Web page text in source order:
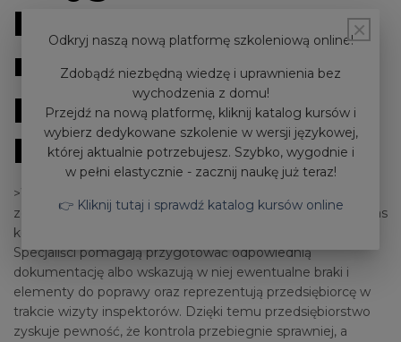
kontroli oraz
reprezentacja
przedsiębiorstwa
przed inspektorami
>Wśród najważniejszych korzyści ze współpracy z
zewnętrzną firmą często wymieniane jest wsparcie podczas
kontroli Państwowej Inspekcji Pracy lub sanepidu.
Specjaliści pomagają przygotować odpowiednią
dokumentację albo wskazują w niej ewentualne braki i
elementy do poprawy oraz reprezentują przedsiębiorcę w
trakcie wizyty inspektorów. Dzięki temu przedsiębiorstwo
zyskuje pewność, że kontrola przebiegnie sprawniej, a
×
Odkryj naszą nową platformę szkoleniową online!
Zdobądź niezbędną wiedzę i uprawnienia bez
wychodzenia z domu!
Przejdź na nową platformę, kliknij katalog kursów i
wybierz dedykowane szkolenie w wersji językowej,
której aktualnie potrzebujesz. Szybko, wygodnie i
w pełni elastycznie - zacznij naukę już teraz!
👉 Kliknij tutaj i sprawdź katalog kursów online